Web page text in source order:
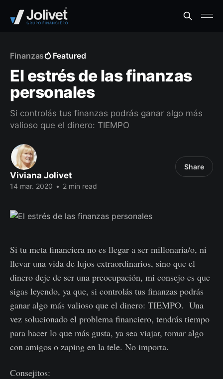
Finanzas Featured
El estrés de las finanzas
personales
Si controlás tus finanzas podrás ganar algo más
valioso que el dinero: TIEMPO
Viviana Jolivet
14 mar. 2020 • 2 min read
Share
Si tu meta financiera no es llegar a ser millonaria/o, ni
llevar una vida de lujos extraordinarios, sino que el
dinero deje de ser una preocupación, mi consejo es que
sigas leyendo, ya que, si controlás tus finanzas podrás
ganar algo más valioso que el dinero: TIEMPO. Una
vez solucionado el problema financiero, tendrás tiempo
para hacer lo que más gusta, ya sea viajar, tomar algo
con amigos o zaping en la tele. No importa.
Consejitos: